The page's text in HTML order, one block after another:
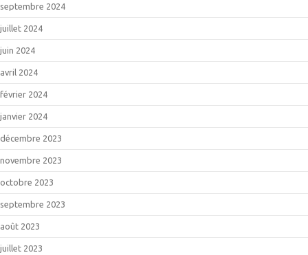
septembre 2024
juillet 2024
juin 2024
avril 2024
février 2024
janvier 2024
décembre 2023
novembre 2023
octobre 2023
septembre 2023
août 2023
juillet 2023